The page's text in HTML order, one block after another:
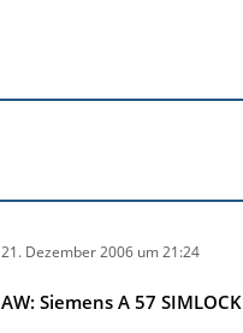
21. Dezember 2006 um 21:24
AW: Siemens A 57 SIMLOCK